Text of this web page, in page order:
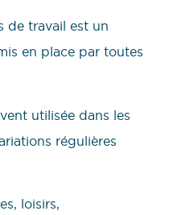
de travail est un
en place par toutes
utilisée dans les
régulières
loisirs,